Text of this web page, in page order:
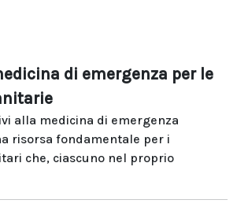
di emergenza per le
alla medicina di emergenza
risorsa fondamentale per i
che, ciascuno nel proprio